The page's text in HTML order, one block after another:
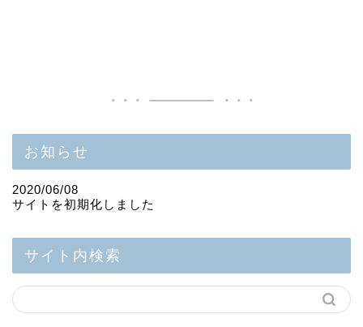
お知らせ
2020/06/08
サイトを初期化しました
サイト内検索